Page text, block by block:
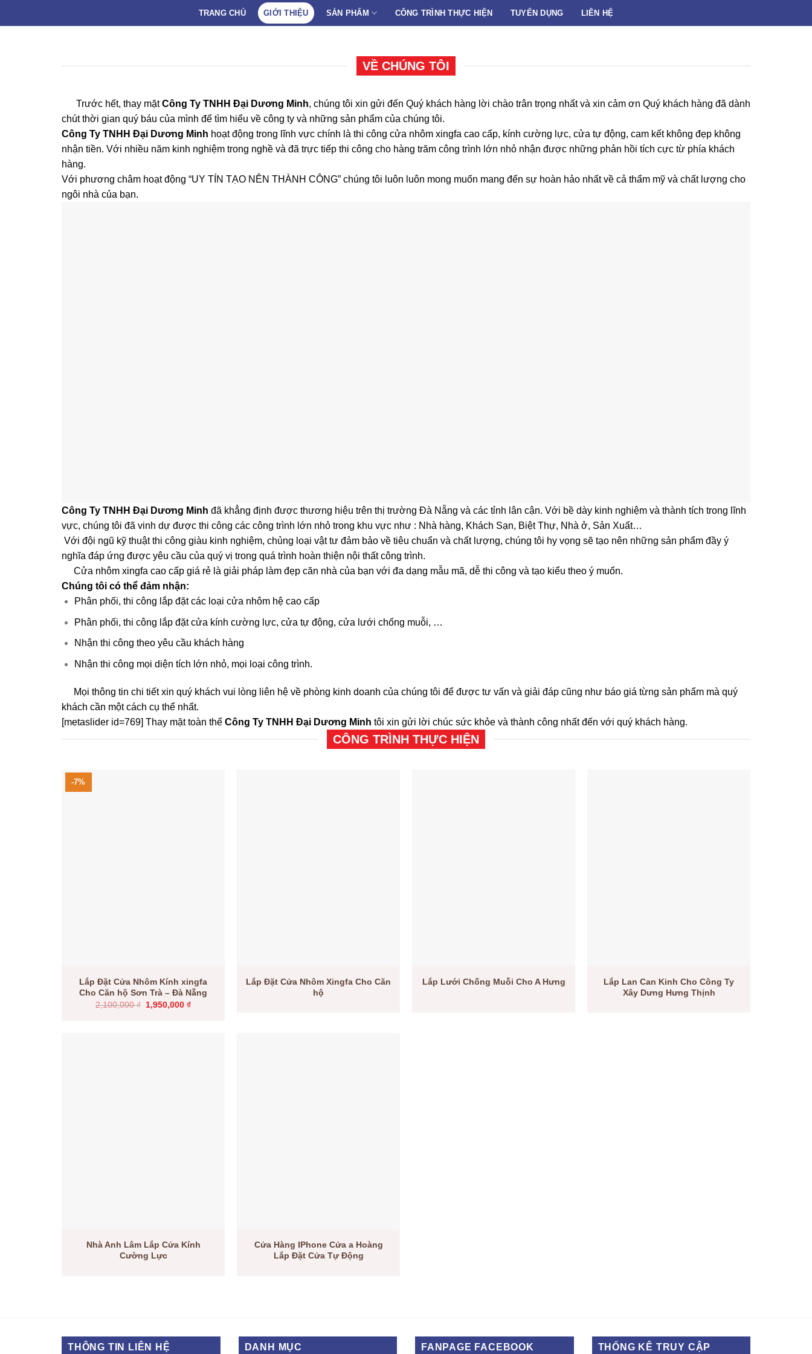
TRANG CHỦ GIỚI THIỆU SẢN PHẨM CÔNG TRÌNH THỰC HIỆN TUYỂN DỤNG LIÊN HỆ
VỀ CHÚNG TÔI
Trước hết, thay mặtCông Ty TNHH Đại Dương Minh, chúng tôi xin gửi đến Quý khách hàng lời chào trân trọng nhất và xin cảm ơn Quý khách hàng đã dành
chút thời gian quý báu của mình để tìm hiểu về công ty và những sản phẩm của chúng tôi.
Công Ty TNHH Đại Dương Minh hoạt động trong lĩnh vực chính là thi công cửa nhôm xingfa cao cấp, kính cường lực, cửa tự động, cam kết không đẹp không
nhận tiền. Với nhiều năm kinh nghiệm trong nghề và đã trực tiếp thi công cho hàng trăm công trình lớn nhỏ nhận được những phản hồi tích cực từ phía khách
hàng.
Với phương châm hoạt động “UY TÍN TẠO NÊN THÀNH CÔNG” chúng tôi luôn luôn mong muốn mang đến sự hoàn hảo nhất về cả thẩm mỹ và chất lượng cho
ngôi nhà của bạn.
Công Ty TNHH Đại Dương Minh đã khẳng định được thương hiệu trên thị trường Đà Nẵng và các tỉnh lân cận. Với bề dày kinh nghiệm và thành tích trong lĩnh
vực, chúng tôi đã vinh dự được thi công các công trình lớn nhỏ trong khu vực như : Nhà hàng, Khách Sạn, Biệt Thự, Nhà ở, Sản Xuất…
Với đội ngũ kỹ thuật thi công giàu kinh nghiệm, chủng loại vật tư đảm bảo về tiêu chuẩn và chất lượng, chúng tôi hy vọng sẽ tạo nên những sản phẩm đầy ý
nghĩa đáp ứng được yêu cầu của quý vị trong quá trình hoàn thiện nội thất công trình.
Cửa nhôm xingfa cao cấp giá rẻ là giải pháp làm đẹp căn nhà của bạn với đa dạng mẫu mã, dễ thi công và tạo kiểu theo ý muốn.
Chúng tôi có thể đảm nhận:
Phân phối, thi công lắp đặt các loại cửa nhôm hệ cao cấp
Phân phối, thi công lắp đặt cửa kính cường lực, cửa tự động, cửa lưới chống muỗi, …
Nhận thi công theo yêu cầu khách hàng
Nhận thi công mọi diện tích lớn nhỏ, mọi loại công trình.
Mọi thông tin chi tiết xin quý khách vui lòng liên hệ về phòng kinh doanh của chúng tôi để được tư vấn và giải đáp cũng như báo giá từng sản phẩm mà quý
khách cần một cách cụ thể nhất.
[metaslider id=769] Thay mặt toàn thể Công Ty TNHH Đại Dương Minh tôi xin gửi lời chúc sức khỏe và thành công nhất đến với quý khách hàng.
CÔNG TRÌNH THỰC HIỆN
-7%
Lắp Đặt Cửa Nhôm Kính xingfa
Cho Căn hộ Sơn Trà – Đà Nẵng
2,100,000₫ Giá
1,950,000₫Giá
Lắp Đặt Cửa Nhôm Xingfa Cho Căn
hộ
Lắp Lưới Chống Muỗi Cho A Hưng
Lắp Lan Can Kinh Cho Công Ty
Xây Dưng Hưng Thịnh
Nhà Anh Lâm Lắp Cửa Kính
Cường Lực
Cửa Hàng IPhone Cửa a Hoàng
Lắp Đặt Cửa Tự Động
THÔNG TIN LIÊN HỆ DANH MỤC FANPAGE FACEBOOK THỐNG KÊ TRUY CẬP